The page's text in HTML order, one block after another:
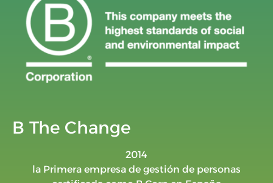
B The Change
2014
la Primera empresa de gestión de personas